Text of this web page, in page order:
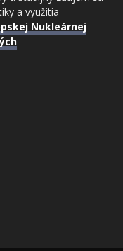
a využitia
Nukleárnej